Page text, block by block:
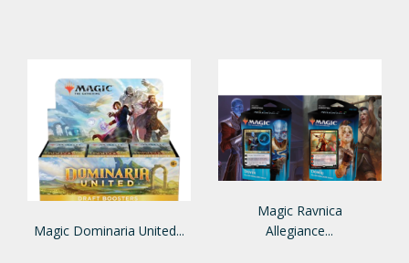
Magic Dominaria United...
Magic Ravnica
Allegiance...